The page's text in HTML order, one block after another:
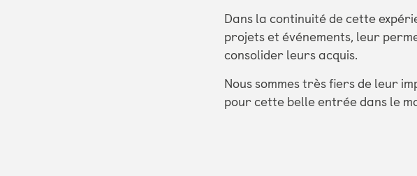
Dans la continuité de cette
projets et événements, leur
consolider leurs acquis.
Nous sommes très fiers de leur
pour cette belle entrée dans le